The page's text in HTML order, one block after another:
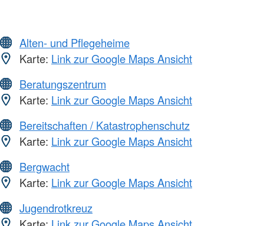
Alten- und Pflegeheime
Karte: Link zur Google Maps Ansicht
Beratungszentrum
Karte: Link zur Google Maps Ansicht
Bereitschaften / Katastrophenschutz
Karte: Link zur Google Maps Ansicht
Bergwacht
Karte: Link zur Google Maps Ansicht
Jugendrotkreuz